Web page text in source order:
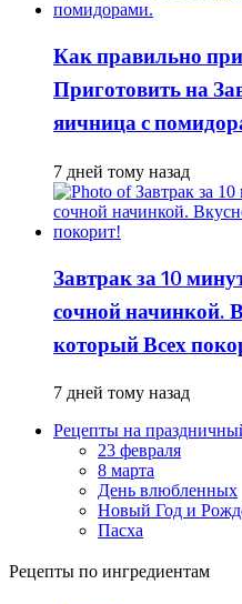
Как правильно
Приготовить на
яичница с
7 дней тому назад
Завтрак за 10
сочной начинкой.
который Всех
7 дней тому назад
Рецепты на
23 февраля
8 марта
День влюбленных
Новый Год и
Пасха
Рецепты по ингредиентам